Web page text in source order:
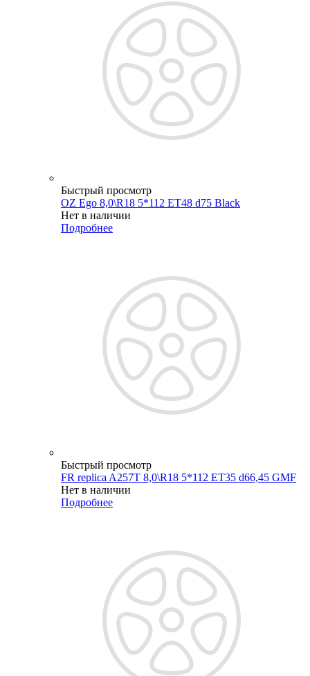
Быстрый просмотр
OZ Ego 8,0\R18 5*112 ET48 d75 Black
Нет в наличии
Подробнее
Быстрый просмотр
FR replica A257T 8,0\R18 5*112 ET35 d66,45 GMF
Нет в наличии
Подробнее